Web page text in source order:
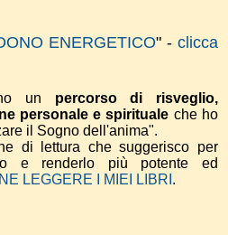
ENERGETICO" - clicca
un percorso di risveglio,
personale e spirituale che ho
il Sogno dell'anima".
di lettura che suggerisco per
e renderlo più potente ed
LEGGERE I MIEI LIBRI .